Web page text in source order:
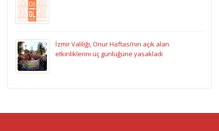
İzmir Valiliği, Onur Haftası’nın açık alan
etkinliklerini üç günlüğüne yasakladı